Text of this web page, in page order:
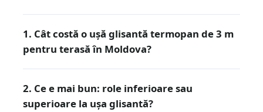
1. Cât costă o ușă glisantă termopan de 3 m
pentru terasă în Moldova?
2. Ce e mai bun: role inferioare sau
superioare la ușa glisantă?